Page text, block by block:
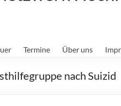
Termine Über uns
nach Suizid